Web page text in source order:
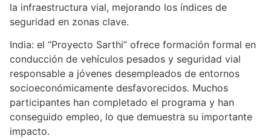
la infraestructura vial, mejorando los índices de
seguridad en zonas clave.
India: el “Proyecto Sarthi” ofrece formación formal en
conducción de vehículos pesados y seguridad vial
responsable a jóvenes desempleados de entornos
socioeconómicamente desfavorecidos. Muchos
participantes han completado el programa y han
conseguido empleo, lo que demuestra su importante
impacto.